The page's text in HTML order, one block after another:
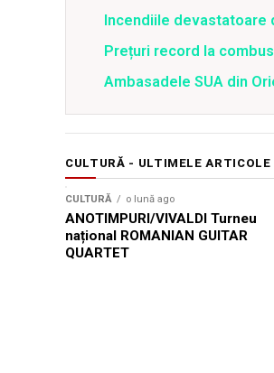
Incendiile devastatoare
Prețuri record la
Ambasadele SUA din
CULTURĂ - ULTIMELE ARTICOLE
CULTURĂ o lună ago
ANOTIMPURI/VIVALDI Turneu
național ROMANIAN GUITAR
QUARTET